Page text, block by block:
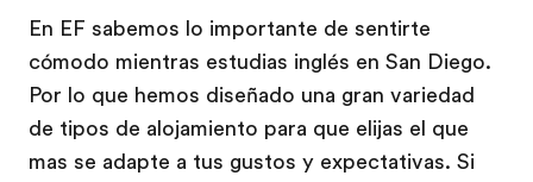
En EF sabemos lo importante de sentirte
cómodo mientras estudias inglés en San Diego.
Por lo que hemos diseñado una gran variedad
de tipos de alojamiento para que elijas el que
mas se adapte a tus gustos y expectativas. Si